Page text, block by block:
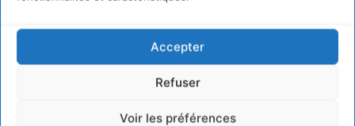
Accepter
Refuser
Voir les préférences
Bande Annonce du filmKiss the Ground. (2020)
Brossard (IRD/AFES) et Antoine Pierart (Ademe) sont co-